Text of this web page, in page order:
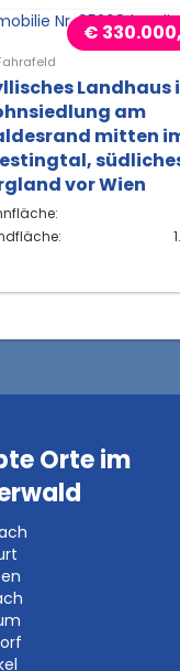
€
Landhaus
am
mitten
vor Wien
Orte im